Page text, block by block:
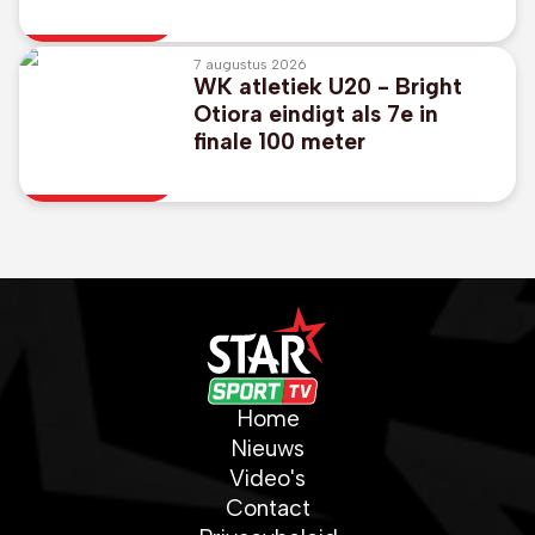
7 augustus 2026
WK atletiek U20 - Bright
Otiora eindigt als 7e in
finale 100 meter
Home
Nieuws
Video's
Contact